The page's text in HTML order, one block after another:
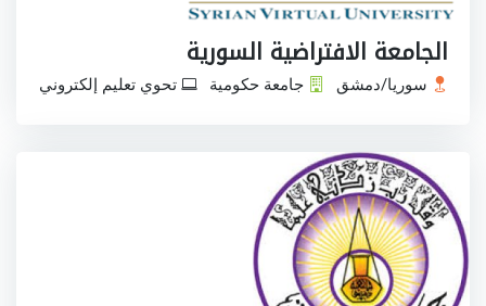
الجامعة الافتراضية السورية
سوريا/دمشق جامعة حكومية تحوي تعليم إلكتروني